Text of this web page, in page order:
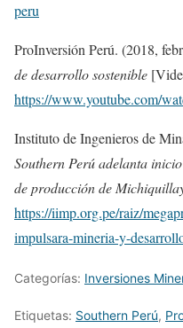
peru
ProInversión Perú. (2018,
de desarrollo sostenible
https://www.youtube.com/
Instituto de Ingenieros de
Southern Perú adelanta inicio
de producción de
https://iimp.org.pe/raiz/
impulsara-mineria-y-
Categorías: Inversiones
Etiquetas: Southern Perú,